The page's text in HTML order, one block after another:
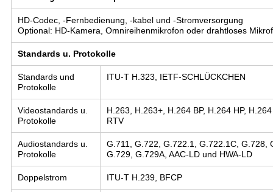
HD-Codec, -Fernbedienung, -kabel und -Stromversorgung
Optional: HD-Kamera, Omnireihenmikrofon oder drahtloses
Standards u. Protokolle
Standards und
Protokolle
ITU-T H.323, IETF-SCHLÜCKCHEN
Videostandards u.
Protokolle
H.263, H.263+, H.264 BP, H.264 HP,
RTV
Audiostandards u.
Protokolle
G.711, G.722, G.722.1, G.722.1C, G.728,
G.729, G.729A, AAC-LD und HWA-LD
Doppelstrom ITU-T H.239, BFCP